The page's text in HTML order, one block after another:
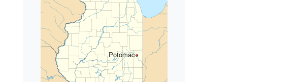
Potomac